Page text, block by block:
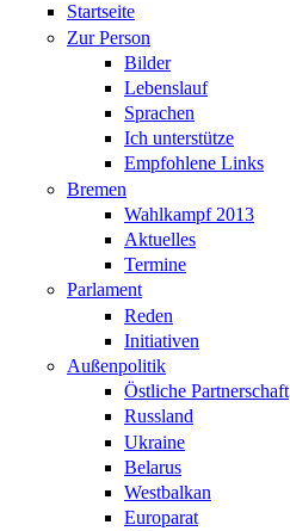
Startseite
Zur Person
Bilder
Lebenslauf
Sprachen
Ich unterstütze
Empfohlene Links
Bremen
Wahlkampf 2013
Aktuelles
Termine
Parlament
Reden
Initiativen
Außenpolitik
Östliche Partnerschaft
Russland
Ukraine
Belarus
Westbalkan
Europarat